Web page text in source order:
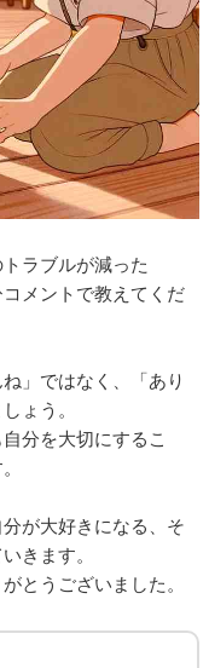
ラブルが減った
メントで教えてくだ
」ではなく、「あり
ょう。
分を大切にするこ
が大好きになる、そ
きます。
とうございました。